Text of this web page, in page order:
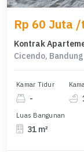
Rp 60 Juta
Kontrak
Cicendo, Bandung
Kamar Tidur
-
Luas Bangunan
31 m²